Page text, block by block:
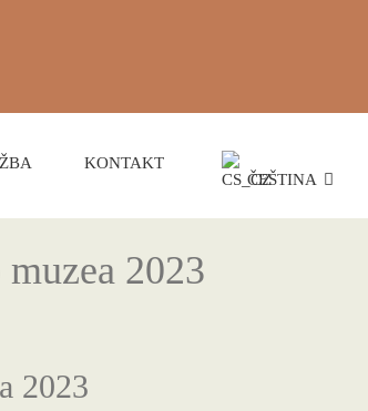
KONTAKT
ČEŠTINA
2023
2023